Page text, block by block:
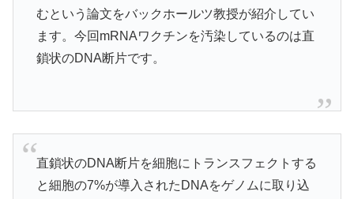
むという論文をバックホールツ教授が紹介してい
ます。今回mRNAワクチンを汚染しているのは直
鎖状のDNA断片です。
直鎖状のDNA断片を細胞にトランスフェクトする
と細胞の7%が導入されたDNAをゲノムに取り込